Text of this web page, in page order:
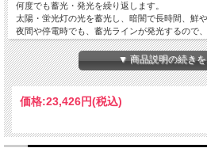
何度でも蓄光・発光を繰り返します。
太陽・蛍光灯の光を蓄光し、暗闇で長時間、鮮
夜間や停電時でも、蓄光ラインが発光するので
に有効です。
蓄光材は本体と一体化した安心構造です。
蓄光材は樹脂製で本体と一体化していますので
配がありません。
■材質
※標準長さ1m
▼ 商品説明の続き
価格:23,426円(税込)